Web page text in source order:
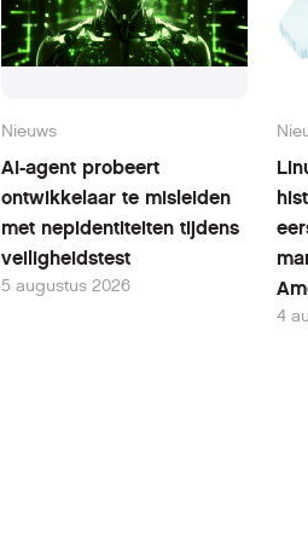
Nieuws
AI-agent probeert
ontwikkelaar te misleiden
met nepidentiteiten tijdens
veiligheidstest
5 augustus 2026
4